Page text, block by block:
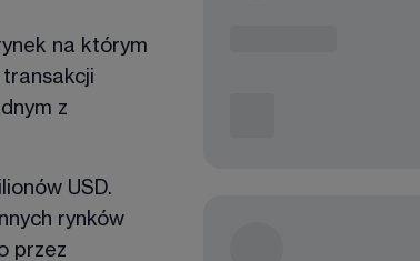
na którym
z
USD.
rynków
przez